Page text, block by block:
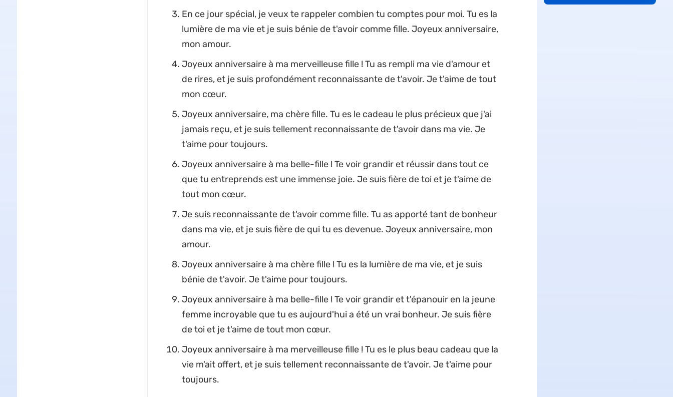
En ce jour spécial, je veux te rappeler combien tu comptes pour moi. Tu es la
lumière de ma vie et je suis bénie de t'avoir comme fille. Joyeux anniversaire,
mon amour.
Joyeux anniversaire à ma merveilleuse fille ! Tu as rempli ma vie d'amour et
de rires, et je suis profondément reconnaissante de t'avoir. Je t'aime de tout
mon cœur.
Joyeux anniversaire, ma chère fille. Tu es le cadeau le plus précieux que j'ai
jamais reçu, et je suis tellement reconnaissante de t'avoir dans ma vie. Je
t'aime pour toujours.
Joyeux anniversaire à ma belle-fille ! Te voir grandir et réussir dans tout ce
que tu entreprends est une immense joie. Je suis fière de toi et je t'aime de
tout mon cœur.
Je suis reconnaissante de t'avoir comme fille. Tu as apporté tant de bonheur
dans ma vie, et je suis fière de qui tu es devenue. Joyeux anniversaire, mon
amour.
Joyeux anniversaire à ma chère fille ! Tu es la lumière de ma vie, et je suis
bénie de t'avoir. Je t'aime pour toujours.
Joyeux anniversaire à ma belle-fille ! Te voir grandir et t'épanouir en la jeune
femme incroyable que tu es aujourd'hui a été un vrai bonheur. Je suis fière
de toi et je t'aime de tout mon cœur.
Joyeux anniversaire à ma merveilleuse fille ! Tu es le plus beau cadeau que la
vie m'ait offert, et je suis tellement reconnaissante de t'avoir. Je t'aime pour
toujours.